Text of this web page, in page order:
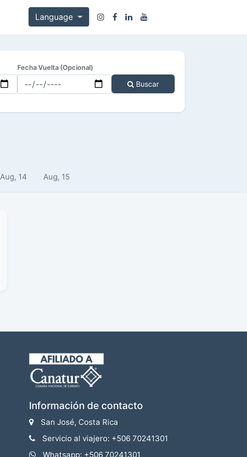
Language
Fecha Vuelta (Opcional)
Buscar
Aug, 14 Aug, 15
Información de contacto
San José, Costa Rica
Servicio al viajero: +506 70241301
Whatsapp: +506 70241301